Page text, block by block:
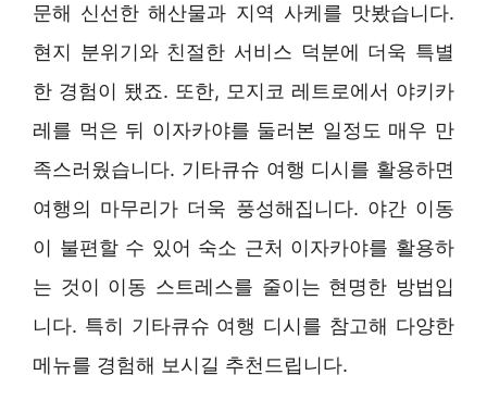
문해 신선한 해산물과 지역 사케를 맛봤습니다.
현지 분위기와 친절한 서비스 덕분에 더욱 특별
한 경험이 됐죠. 또한, 모지코 레트로에서 야키카
레를 먹은 뒤 이자카야를 둘러본 일정도 매우 만
족스러웠습니다. 기타큐슈 여행 디시를 활용하면
여행의 마무리가 더욱 풍성해집니다. 야간 이동
이 불편할 수 있어 숙소 근처 이자카야를 활용하
는 것이 이동 스트레스를 줄이는 현명한 방법입
니다. 특히 기타큐슈 여행 디시를 참고해 다양한
메뉴를 경험해 보시길 추천드립니다.